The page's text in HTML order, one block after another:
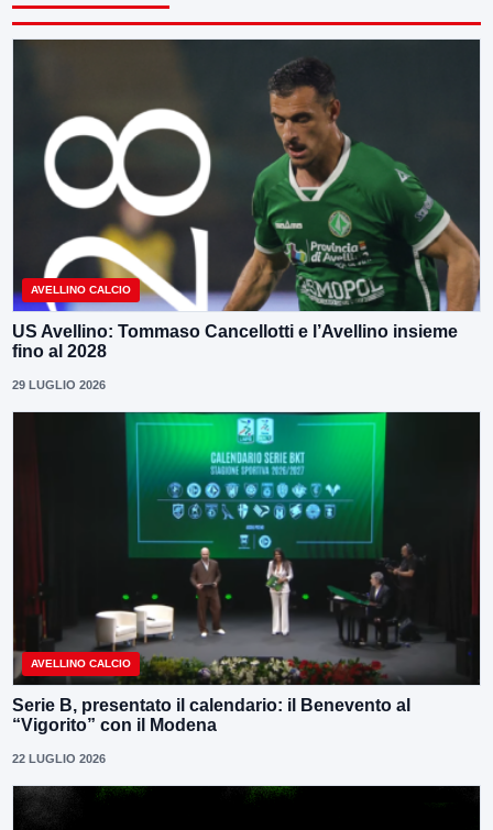
AVELLINO CALCIO
US Avellino: Tommaso Cancellotti e l’Avellino insieme
fino al 2028
29 LUGLIO 2026
AVELLINO CALCIO
Serie B, presentato il calendario: il Benevento al
“Vigorito” con il Modena
22 LUGLIO 2026